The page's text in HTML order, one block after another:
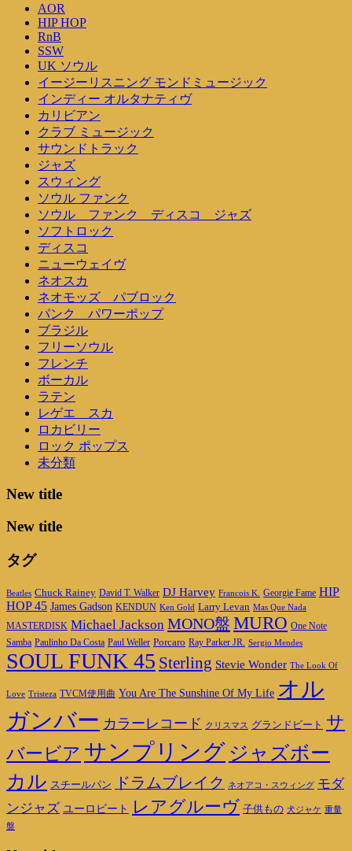
AOR
HIP HOP
RnB
SSW
UK ソウル
イージーリスニング モンドミュージック
インディー オルタナティヴ
カリビアン
クラブ ミュージック
サウンドトラック
ジャズ
スウィング
ソウル ファンク
ソウル ファンク ディスコ ジャズ
ソフトロック
ディスコ
ニューウェイヴ
ネオスカ
ネオモッズ パブロック
パンク パワーポップ
ブラジル
フリーソウル
フレンチ
ボーカル
ラテン
レゲエ スカ
ロカビリー
ロック ポップス
未分類
New title
New title
タグ
Beatles Chuck Rainey David T. Walker DJ Harvey Francois K. Georgie Fame HIP
HOP 45 James Gadson KENDUN Ken Gold Larry Levan Mas Que Nada
MASTERDISK Michael Jackson MONO盤 MURO One Note
Samba Paulinho Da Costa Paul Weller Porcaro Ray Parker JR. Sergio Mendes
SOUL FUNK 45 Sterling Stevie Wonder The Look Of
Love Tristeza TVCM使用曲 You Are The Sunshine Of My Life オル
ガンバー カラーレコード クリスマス グランドビート サ
バービア サンプリング ジャズボー
カル スチールパン ドラムブレイク ネオアコ・スウィング モダ
ンジャズ ユーロビート レアグルーヴ 子供もの 犬ジャケ 重量
盤